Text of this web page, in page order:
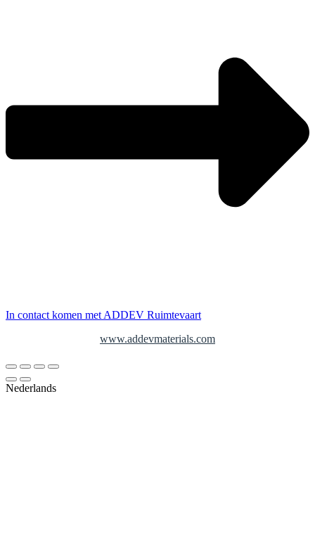
In contact komen met ADDEV Ruimtevaart
www.addevmaterials.com
Nederlands